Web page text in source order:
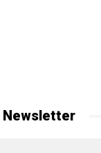
Newsletter